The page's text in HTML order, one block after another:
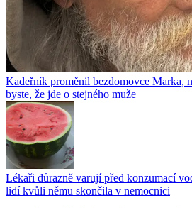
Kadeřník proměnil bezdomovce Marka,
byste, že jde o stejného muže
Lékaři důrazně varují před konzumací
lidí kvůli němu skončila v nemocnici